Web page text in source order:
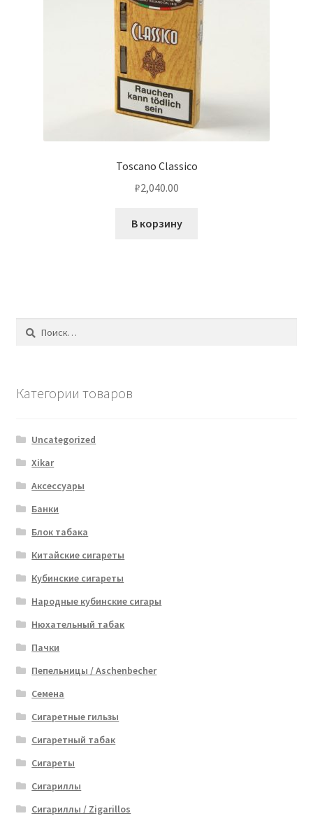
Toscano Classico
₽2,040.00
В корзину
Найти:
Категории товаров
Uncategorized
Xikar
Аксессуары
Банки
Блок табака
Китайские сигареты
Кубинские сигареты
Народные кубинские сигары
Нюхательный табак
Пачки
Пепельницы / Aschenbecher
Семена
Сигаретные гильзы
Сигаретный табак
Сигареты
Сигариллы
Сигариллы / Zigarillos